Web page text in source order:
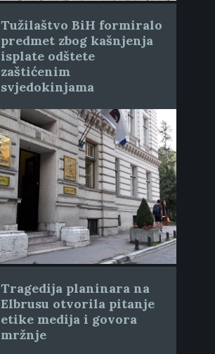
Tužilaštvo BiH formiralo
predmet zbog kašnjenja
isplate odštete
zaštićenim
svjedokinjama
Tragedija planinara na
Elbrusu otvorila pitanje
etike medija i govora
mržnje